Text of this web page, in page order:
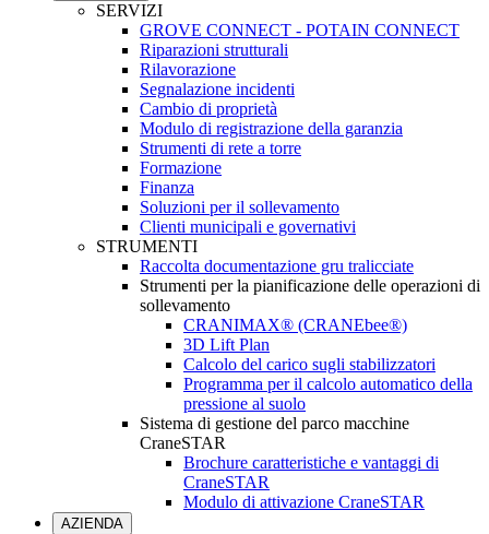
SERVIZI
GROVE CONNECT - POTAIN CONNECT
Riparazioni strutturali
Rilavorazione
Segnalazione incidenti
Cambio di proprietà
Modulo di registrazione della garanzia
Strumenti di rete a torre
Formazione
Finanza
Soluzioni per il sollevamento
Clienti municipali e governativi
STRUMENTI
Raccolta documentazione gru tralicciate
Strumenti per la pianificazione delle operazioni di
sollevamento
CRANIMAX® (CRANEbee®)
3D Lift Plan
Calcolo del carico sugli stabilizzatori
Programma per il calcolo automatico della
pressione al suolo
Sistema di gestione del parco macchine
CraneSTAR
Brochure caratteristiche e vantaggi di
CraneSTAR
Modulo di attivazione CraneSTAR
AZIENDA